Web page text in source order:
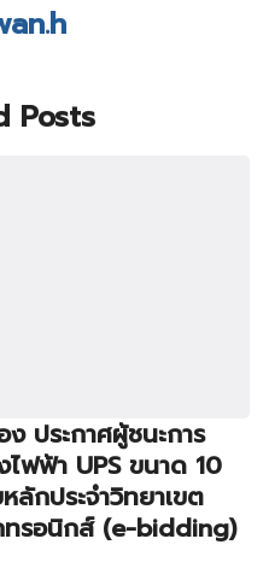
Posts
ประกาศผู้ชนะการ
ไฟฟ้า UPS ขนาด 10
ลักประจำวิทยาเขต
ทรอนิกส์ (e-bidding)